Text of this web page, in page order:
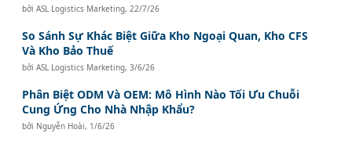
bởiASL Logistics Marketing,22/7/26
So Sánh Sự Khác Biệt Giữa Kho Ngoại Quan, Kho CFS
Và Kho Bảo Thuế
bởiASL Logistics Marketing,3/6/26
Phân Biệt ODM Và OEM: Mô Hình Nào Tối Ưu Chuỗi
Cung Ứng Cho Nhà Nhập Khẩu?
bởi Nguyễn Hoài, 1/6/26